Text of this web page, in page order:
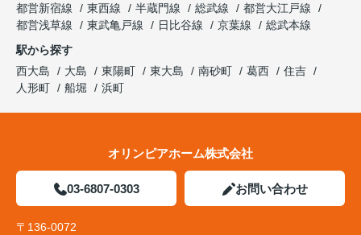
都営新宿線
東西線 半蔵門線 総武線
都営大江戸線
都営浅草線
東武亀戸線 日比谷線 京葉線
総武本線
駅から探す
西大島
大島 東陽町 東大島 南砂町 葛西
住吉
人形町
船堀 浜町
オリンピアホーム株式会社
03-6807-0303 お問い合わせ
〒136-0072